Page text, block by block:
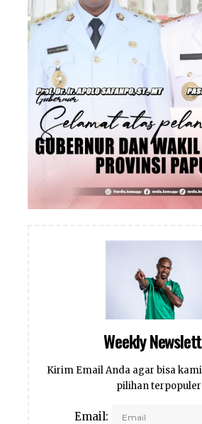
Weekly
Kirim Email Anda agar bisa
pilihan terpopuler
Email: